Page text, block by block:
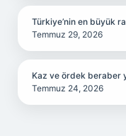
Türkiye’nin en büyük
Temmuz 29, 2026
Kaz ve ördek beraber
Temmuz 24, 2026